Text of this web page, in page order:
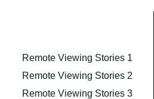
Remote Viewing Stories 1
Remote Viewing Stories 2
Remote Viewing Stories 3